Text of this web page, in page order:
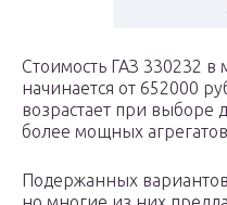
Стоимость ГАЗ 330232
начинается от 652000
возрастает при выборе
более мощных
Подержанных